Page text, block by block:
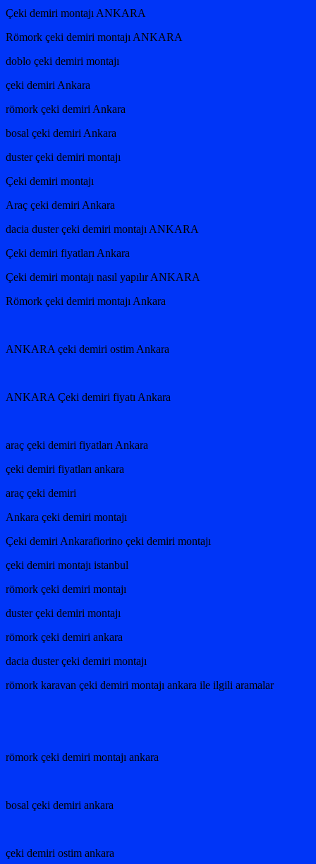
Çeki demiri montajı ANKARA
Römork çeki demiri montajı ANKARA
doblo çeki demiri montajı
çeki demiri Ankara
römork çeki demiri Ankara
bosal çeki demiri Ankara
duster çeki demiri montajı
Çeki demiri montajı
Araç çeki demiri Ankara
dacia duster çeki demiri montajı ANKARA
Çeki demiri fiyatları Ankara
Çeki demiri montajı nasıl yapılır ANKARA
Römork çeki demiri montajı Ankara
ANKARA çeki demiri ostim Ankara
ANKARA Çeki demiri fiyatı Ankara
araç çeki demiri fiyatları Ankara
çeki demiri fiyatları ankara
araç çeki demiri
Ankara çeki demiri montajı
Çeki demiri Ankarafiorino çeki demiri montajı
çeki demiri montajı istanbul
römork çeki demiri montajı
duster çeki demiri montajı
römork çeki demiri ankara
dacia duster çeki demiri montajı
römork karavan çeki demiri montajı ankara ile ilgili aramalar
römork çeki demiri montajı ankara
bosal çeki demiri ankara
çeki demiri ostim ankara